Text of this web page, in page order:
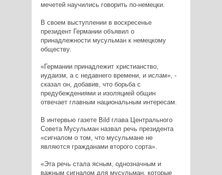
мечетей научились говорить по-немецки.
В своем выступлении в воскресенье
президент Германии объявил о
принадлежности мусульман к немецкому
обществу.
«Германии принадлежит христианство,
иудаизм, а с недавнего времени, и ислам», -
сказал он, добавив, что борьба с
предубеждениями и изоляцией общин
отвечает главным национальным интересам.
В интервью газете Bild глава Центрального
Совета Мусульман назвал речь президента
«сигналом о том, что мусульмане не
являются гражданами второго сорта».
«Эта речь стала ясным, однозначным и
важным сигналом для мусульман, которые